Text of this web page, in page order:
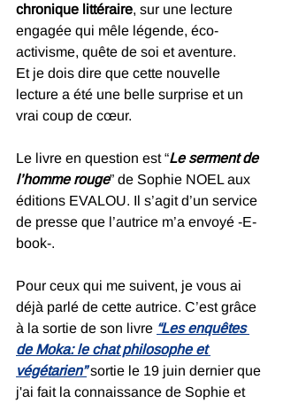
chronique littéraire, sur une lecture
engagée qui mêle légende, éco-
activisme, quête de soi et aventure.
Et je dois dire que cette nouvelle
lecture a été une belle surprise et un
vrai coup de cœur.
Le livre en question est “Le serment de
l’homme rouge” de Sophie NOEL aux
éditions EVALOU. Il s’agit d’un service
de presse que l’autrice m’a envoyé -E-
book-.
Pour ceux qui me suivent, je vous ai
déjà parlé de cette autrice. C’est grâce
à la sortie de son livre “Les enquêtes
de Moka: le chat philosophe et
végétarien” sortie le 19 juin dernier que
j'ai fait la connaissance de Sophie et